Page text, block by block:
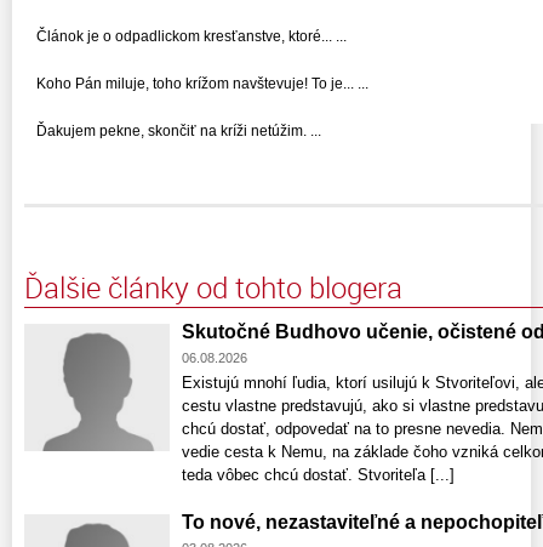
Článok je o odpadlickom kresťanstve, ktoré... ...
Koho Pán miluje, toho krížom navštevuje! To je... ...
Ďakujem pekne, skončiť na kríži netúžim. ...
Ďalšie články od tohto blogera
Skutočné Budhovo učenie, očistené
06.08.2026
Existujú mnohí ľudia, ktorí usilujú k Stvoriteľovi,
cestu vlastne predstavujú, ako si vlastne
chcú dostať, odpovedať na to presne nevedia.
vedie cesta k Nemu, na základe čoho vzniká
teda vôbec chcú dostať. Stvoriteľa [...]
To nové, nezastaviteľné a